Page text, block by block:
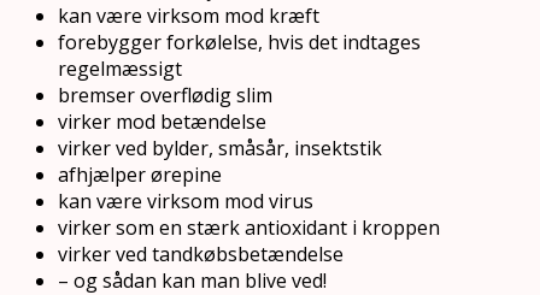
kan være virksom mod kræft
forebygger forkølelse, hvis det indtages
regelmæssigt
bremser overflødig slim
virker mod betændelse
virker ved bylder, småsår, insektstik
afhjælper ørepine
kan være virksom mod virus
virker som en stærk antioxidant i kroppen
virker ved tandkøbsbetændelse
– og sådan kan man blive ved!